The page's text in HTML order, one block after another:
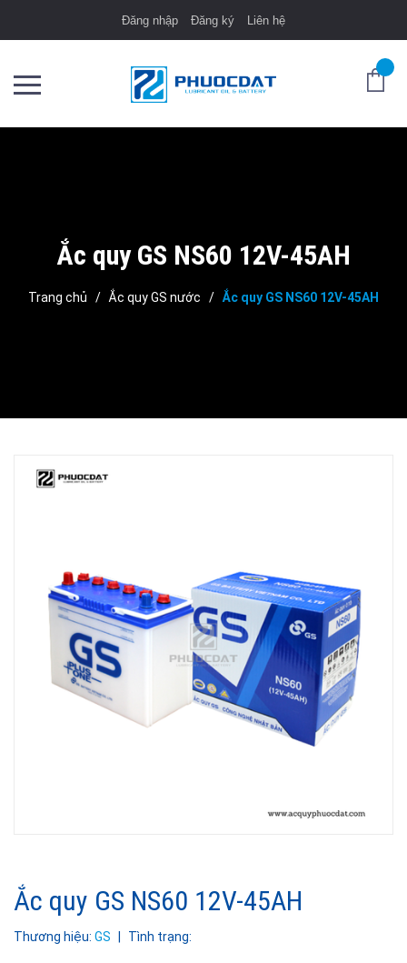
Đăng nhập Đăng ký Liên hệ
Ắc quy GS NS60 12V-45AH
Trang chủ / Ắc quy GS nước / Ắc quy GS NS60 12V-45AH
Ắc quy GS NS60 12V-45AH
Thương hiệu: GS Tình trạng: